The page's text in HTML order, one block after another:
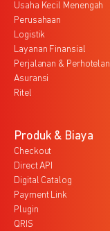
Usaha Kecil Menengah
Perusahaan
Logistik
Layanan Finansial
Perjalanan & Perhotelan
Asuransi
Ritel
Produk & Biaya
Checkout
Direct API
Digital Catalog
Payment Link
Plugin
QRIS